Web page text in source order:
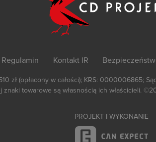
Regulamin Kontakt IR
zł (opłacony w całości); KRS: 0000006865;
towarowe są własnością ich właścicieli.
PROJEKT I WYKONANIE